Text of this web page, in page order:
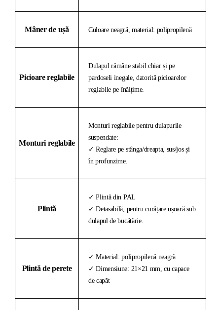
Mâner de ușă Culoare neagră, material: polipropilenă
Picioare reglabile
Dulapul rămâne stabil chiar și pe
pardoseli inegale, datorită picioarelor
reglabile pe înălțime.
Monturi reglabile
Monturi reglabile pentru dulapurile
suspendate:
✓ Reglare pe stânga/dreapta, sus/jos și
în profunzime.
Plintă
✓ Plintă din PAL
✓ Detasabilă, pentru curățare ușoară sub
dulapul de bucătărie.
Plintă de perete
✓ Material: polipropilenă neagră
✓ Dimensiune: 21×21 mm, cu capace
de capăt